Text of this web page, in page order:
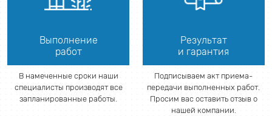
Выполнение
работ
В намеченные сроки наши
специалисты производят все
запланированные работы.
Результат
и гарантия
Подписываем акт приема-
передачи выполненных работ.
Просим вас оставить отзыв о
нашей компании.